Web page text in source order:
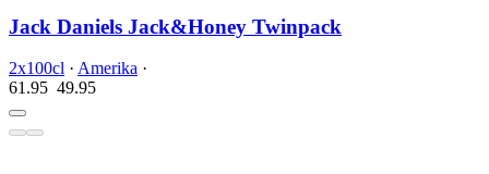
Jack Daniels Jack&Honey Twinpack
2x100cl · Amerika ·
61.95 49.95